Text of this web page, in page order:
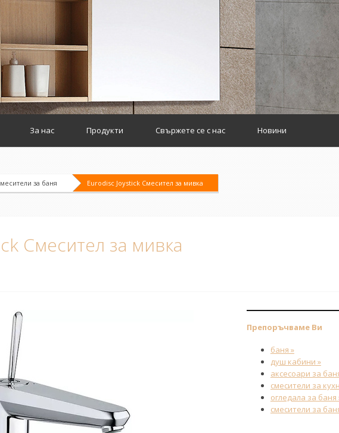
За нас Продукти Свържете се с нас Новини
за баня Eurodisc Joystick Смесител за мивка
Смесител за мивка
Препоръчваме Ви
баня »
душ кабини »
аксесоари за
смесители за
огледала за баня
смесители за